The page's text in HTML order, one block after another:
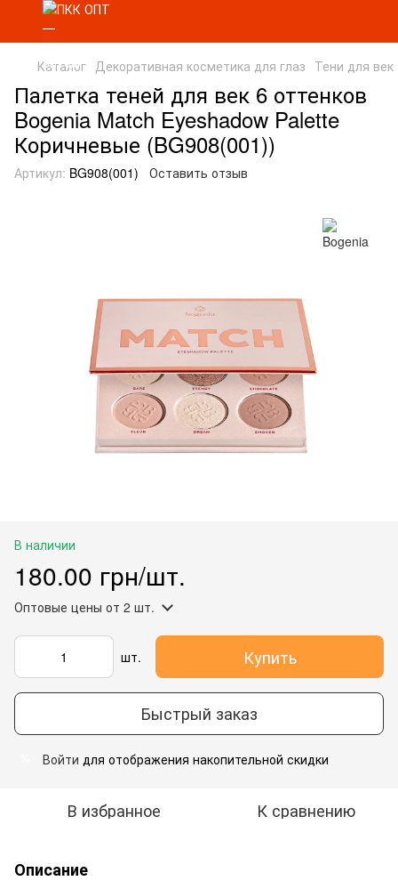
Каталог Декоративная косметика для глаз Тени для век
Палетка теней для век 6 оттенков
Bogenia Match Eyeshadow Palette
Коричневые (BG908(001))
Артикул: BG908(001) Оставить отзыв
В наличии
180.00 грн/шт.
Оптовые цены от 2 шт.
шт. Купить
Быстрый заказ
Войти для отображения накопительной скидки
В избранное К сравнению
Описание